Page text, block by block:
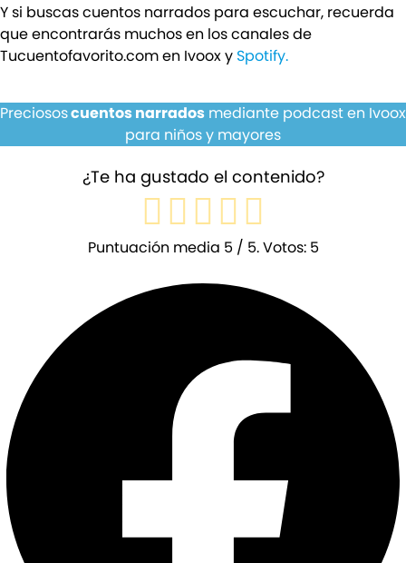
Y si buscas cuentos narrados para escuchar, recuerda
que encontrarás muchos en los canales de
Tucuentofavorito.com en Ivoox y Spotify.
Preciososcuentos narrados mediante podcast en Ivoox
para niños y mayores
¿Te ha gustado el contenido?
Puntuación media 5 / 5. Votos: 5